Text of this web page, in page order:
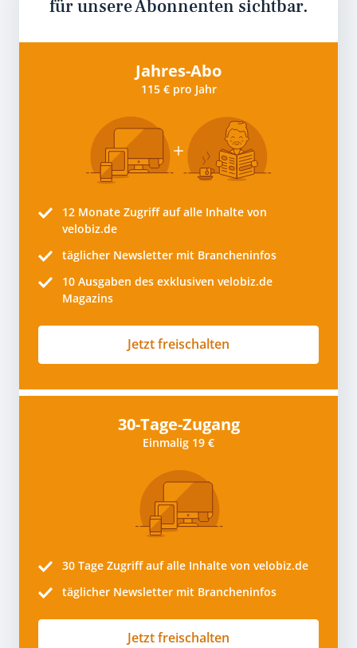
für unsere Abonnenten sichtbar.
Jahres-Abo
115 € pro Jahr
12 Monate Zugriff auf alle Inhalte von
velobiz.de
täglicher Newsletter mit Brancheninfos
10 Ausgaben des exklusiven velobiz.de
Magazins
Jetzt freischalten
30-Tage-Zugang
Einmalig 19 €
30 Tage Zugriff auf alle Inhalte von velobiz.de
täglicher Newsletter mit Brancheninfos
Jetzt freischalten